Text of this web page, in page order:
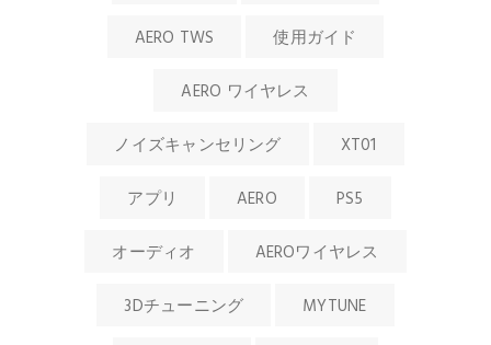
AERO TWS 使用ガイド
AERO ワイヤレス
ノイズキャンセリング XT01
アプリ AERO PS5
オーディオ AEROワイヤレス
3Dチューニング MYTUNE